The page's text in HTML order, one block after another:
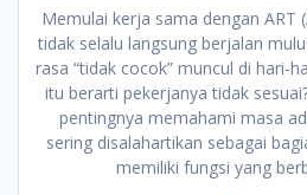
Memulai kerja sama dengan ART
tidak selalu langsung berjalan
rasa “tidak cocok” muncul di hari-
itu berarti pekerjanya tidak
pentingnya memahami masa
sering disalahartikan sebagai
memiliki fungsi yang